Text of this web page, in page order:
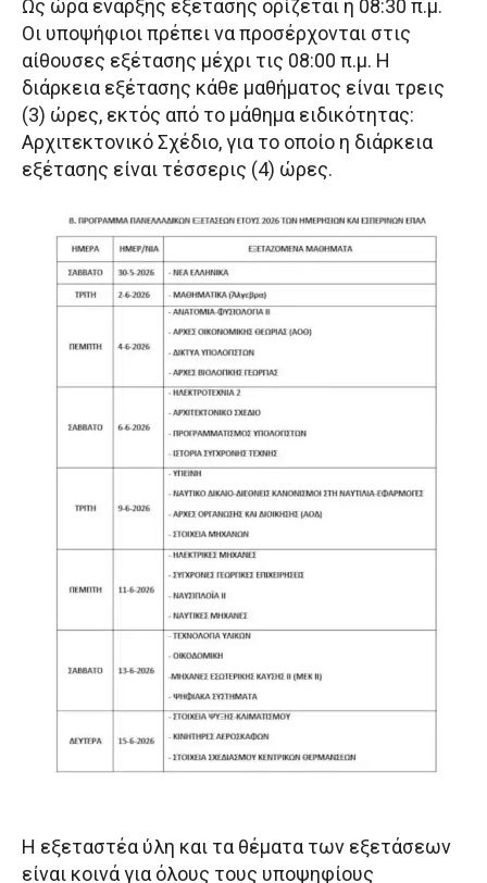
Ως ώρα έναρξης εξέτασης ορίζεται η 08:30 π.μ.
Οι υποψήφιοι πρέπει να προσέρχονται στις
αίθουσες εξέτασης μέχρι τις 08:00 π.μ. Η
διάρκεια εξέτασης κάθε μαθήματος είναι τρεις
(3) ώρες, εκτός από το μάθημα ειδικότητας:
Αρχιτεκτονικό Σχέδιο, για το οποίο η διάρκεια
εξέτασης είναι τέσσερις (4) ώρες.
Η εξεταστέα ύλη και τα θέματα των εξετάσεων
είναι κοινά για όλους τους υποψηφίους